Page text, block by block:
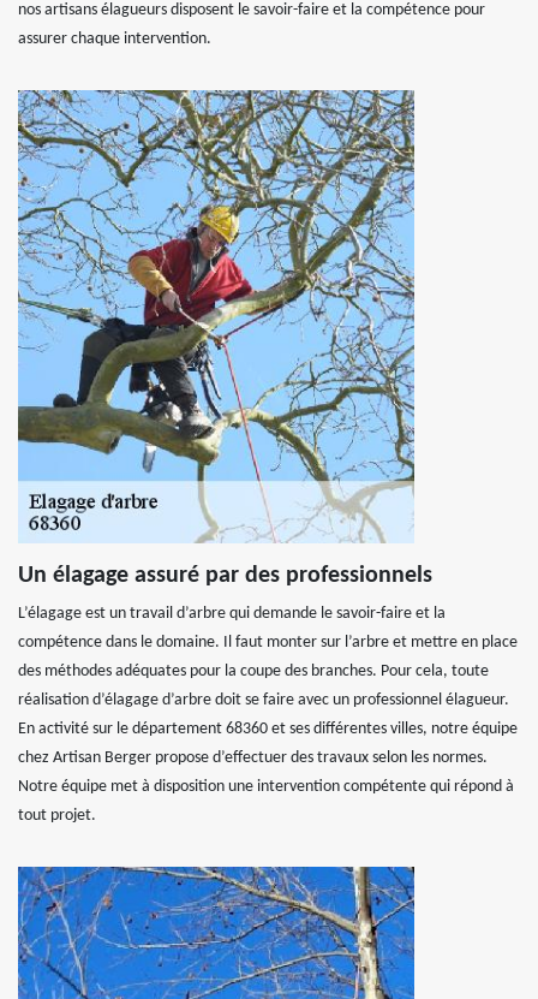
nos artisans élagueurs disposent le savoir-faire et la compétence pour
assurer chaque intervention.
Un élagage assuré par des professionnels
L’élagage est un travail d’arbre qui demande le savoir-faire et la
compétence dans le domaine. Il faut monter sur l’arbre et mettre en place
des méthodes adéquates pour la coupe des branches. Pour cela, toute
réalisation d’élagage d’arbre doit se faire avec un professionnel élagueur.
En activité sur le département 68360 et ses différentes villes, notre équipe
chez Artisan Berger propose d’effectuer des travaux selon les normes.
Notre équipe met à disposition une intervention compétente qui répond à
tout projet.